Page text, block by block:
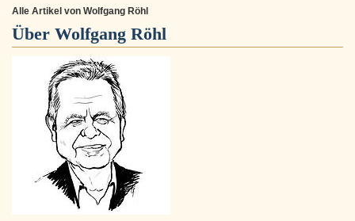
Alle Artikel von Wolfgang Röhl
Über Wolfgang Röhl